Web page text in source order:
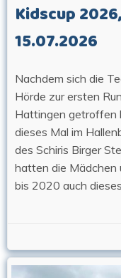
Kidscup
15.07.2026
Nachdem sich die
Hörde zur ersten
Hattingen getroffen
dieses Mal im
des Schiris Birger
hatten die Mädchen
bis 2020 auch